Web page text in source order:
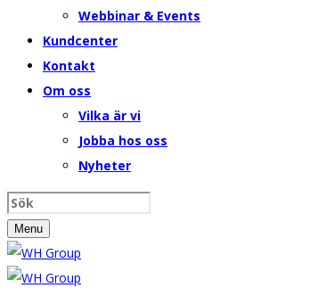
Webbinar & Events
Kundcenter
Kontakt
Om oss
Vilka är vi
Jobba hos oss
Nyheter
Menu